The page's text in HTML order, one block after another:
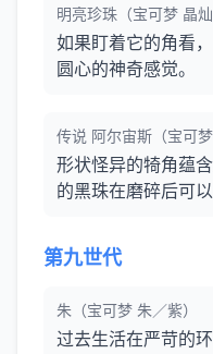
明亮珍珠（宝可梦 晶
如果盯着它的角看
圆心的神奇感觉。
传说 阿尔宙斯（宝可梦
形状怪异的犄角蕴
的黑珠在磨碎后可
第九世代
朱（宝可梦 朱／紫）
过去生活在严苛的